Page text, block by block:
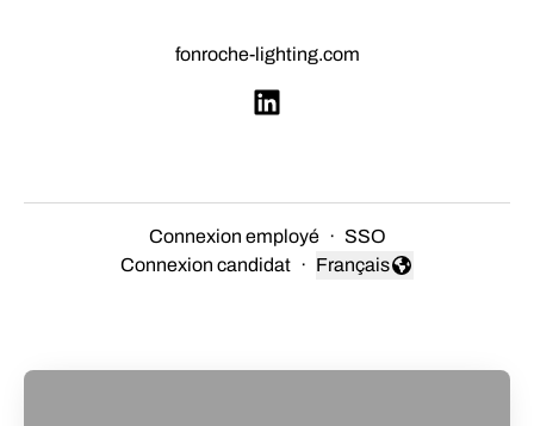
fonroche-lighting.com
Connexion employé · SSO
Connexion candidat ·
Changer la langue
Français